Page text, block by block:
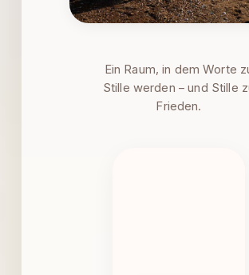
Ein Raum, in dem Worte
Stille werden – und Stille
Frieden.